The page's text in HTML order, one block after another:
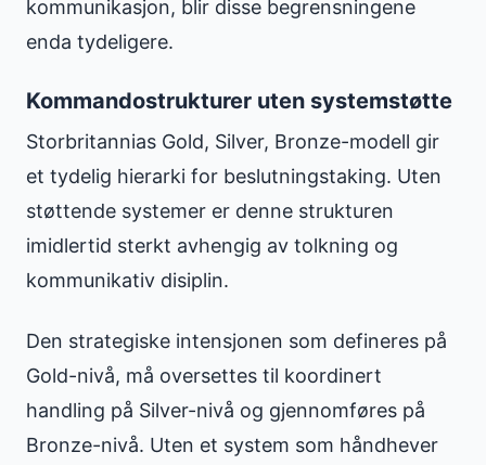
kommunikasjon, blir disse begrensningene
enda tydeligere.
Kommandostrukturer uten systemstøtte
Storbritannias Gold, Silver, Bronze-modell gir
et tydelig hierarki for beslutningstaking. Uten
støttende systemer er denne strukturen
imidlertid sterkt avhengig av tolkning og
kommunikativ disiplin.
Den strategiske intensjonen som defineres på
Gold-nivå, må oversettes til koordinert
handling på Silver-nivå og gjennomføres på
Bronze-nivå. Uten et system som håndhever